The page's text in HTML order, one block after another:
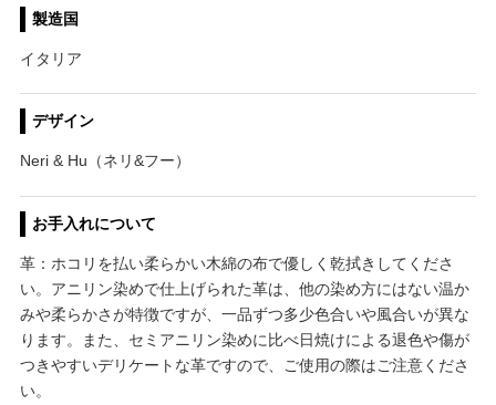
製造国
イタリア
デザイン
Neri & Hu（ネリ&フー）
お手入れについて
革：ホコリを払い柔らかい木綿の布で優しく乾拭きしてくださ
い。アニリン染めで仕上げられた革は、他の染め方にはない温か
みや柔らかさが特徴ですが、一品ずつ多少色合いや風合いが異な
ります。また、セミアニリン染めに比べ日焼けによる退色や傷が
つきやすいデリケートな革ですので、ご使用の際はご注意くださ
い。